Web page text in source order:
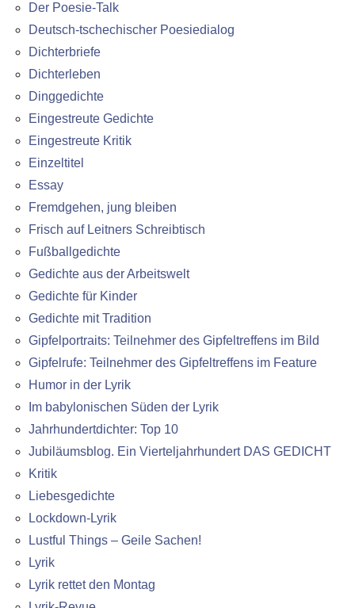
Der Poesie-Talk
Deutsch-tschechischer Poesiedialog
Dichterbriefe
Dichterleben
Dinggedichte
Eingestreute Gedichte
Eingestreute Kritik
Einzeltitel
Essay
Fremdgehen, jung bleiben
Frisch auf Leitners Schreibtisch
Fußballgedichte
Gedichte aus der Arbeitswelt
Gedichte für Kinder
Gedichte mit Tradition
Gipfelportraits: Teilnehmer des Gipfeltreffens im Bild
Gipfelrufe: Teilnehmer des Gipfeltreffens im Feature
Humor in der Lyrik
Im babylonischen Süden der Lyrik
Jahrhundertdichter: Top 10
Jubiläumsblog. Ein Vierteljahrhundert DAS GEDICHT
Kritik
Liebesgedichte
Lockdown-Lyrik
Lustful Things – Geile Sachen!
Lyrik
Lyrik rettet den Montag